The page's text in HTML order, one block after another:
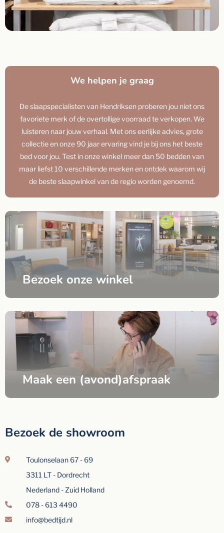
We helpen je graag
De slaapspecialisten van Hendriksen proberen jou niet ons
favoriete merk of de overtollige voorraad te verkopen. We
luisteren naar jouw verhaal. Met ons eerlijke advies, grote
collectie en onze 90 jaar ervaring vind je bij ons het beste
bed voor jou. Test in onze winkel meer dan 50 bedden van
maar liefst 10 verschillende merken en ontdek waarom wij
de beste slaapwinkel van de regio worden genoemd.
Bezoek onze winkel
Maak een (avond)afspraak
Bezoek de showroom
Toulonselaan 67 - 69
3311 LT - Dordrecht
Nederland - Zuid Holland
078 - 613 4490
info@bedtijd.nl